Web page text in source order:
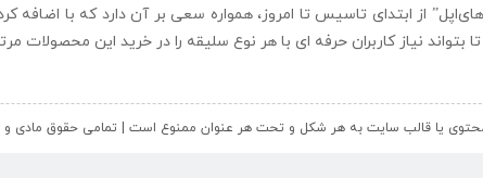
های‌اپل” از ابتدای تاسیس تا امروز، همواره سعی بر آن دارد که با
بتواند نیاز کاربران حرفه ای با هر نوع سلیقه را در خرید این محصولات
محتوی یا قالب سایت به هر شکل و تحت هر عنوان ممنوع است | تمامی حقوق مادی